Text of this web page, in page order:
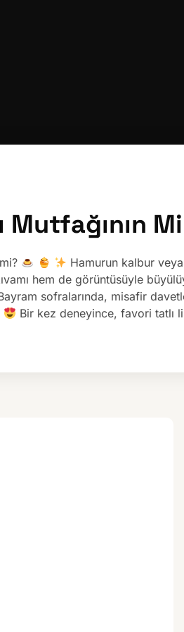
Hamurun kalbur
hem de görüntüsüyle
sofralarında, misafir
Bir kez deneyince, favori tatlı